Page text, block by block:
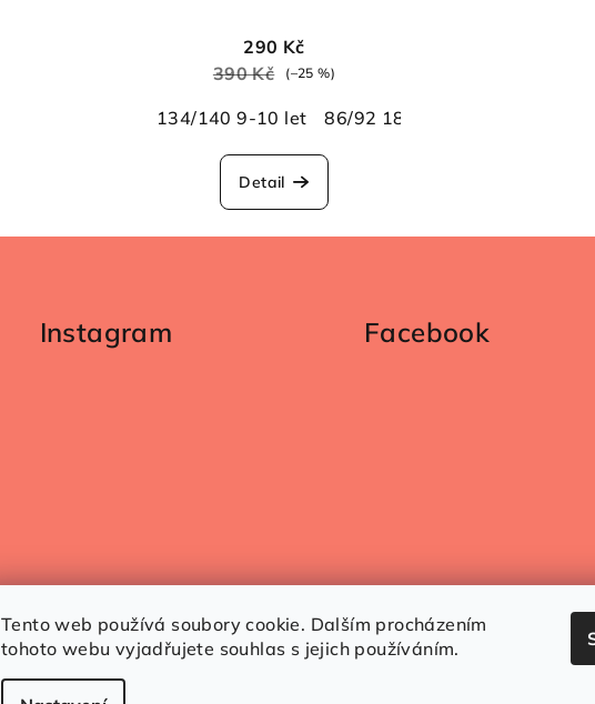
Tento web používá soubory cookie. Dalším procházením
tohoto webu vyjadřujete souhlas s jejich používáním.
290 Kč
390 Kč
(–25 %)
134/140 9-10 let 86/92 18-24 měsíců
Detail
Instagram Facebook